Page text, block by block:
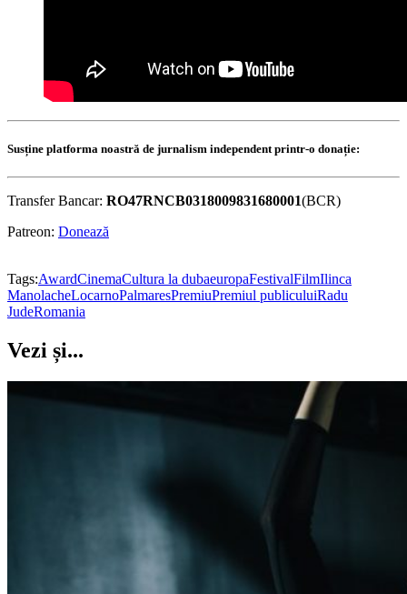
Susține platforma noastră de jurnalism independent printr-o donație:
Transfer Bancar: RO47RNCB0318009831680001(BCR)
Patreon: Donează
Tags:AwardCinemaCultura la dubaeuropaFestivalFilmIlinca
ManolacheLocarnoPalmaresPremiuPremiul publiculuiRadu
JudeRomania
Vezi și...